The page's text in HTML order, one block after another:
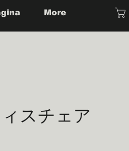
More
スチェア